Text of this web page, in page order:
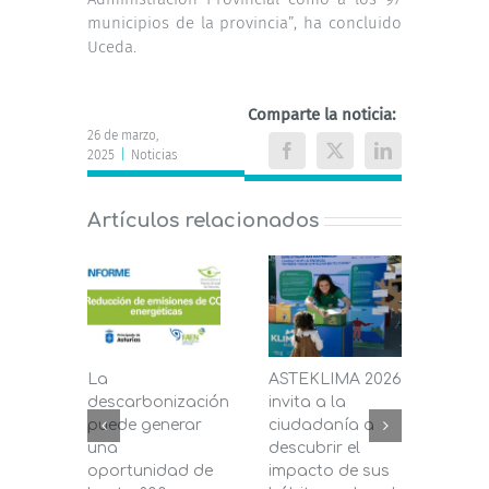
municipios de la provincia”, ha concluido
Uceda.
26 de marzo,
2025
Noticias
Comparte la noticia:
Facebook
X LinkedIn
Artículos relacionados
La
descarbonización
puede generar
una
oportunidad de
ASTEKLIMA 2026
invita a la
ciudadanía a
descubrir el
impacto de sus